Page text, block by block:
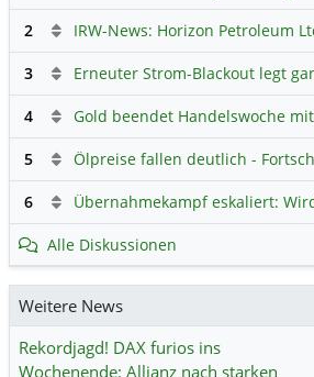
2
3
4
5
6
Alle Diskussionen
Weitere News
Rekordjagd! DAX furios ins
Wochenende: Allianz nach starken